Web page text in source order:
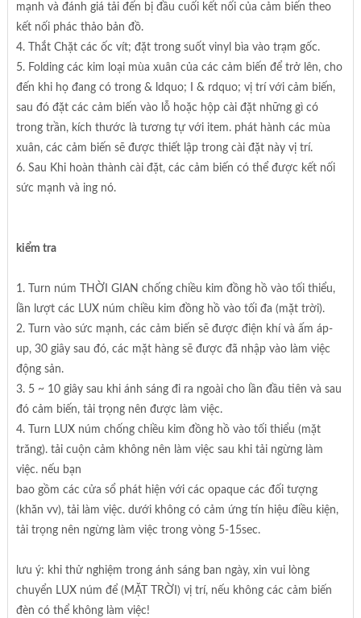
mạnh và đánh giá tải đến bị đầu cuối kết nối của cảm biến theo
kết nối phác thảo bản đồ.
4. Thắt Chặt các ốc vít; đặt trong suốt vinyl bìa vào trạm gốc.
5. Folding các kim loại mùa xuân của các cảm biến để trở lên, cho
đến khi họ đang có trong & ldquo; I & rdquo; vị trí với cảm biến,
sau đó đặt các cảm biến vào lỗ hoặc hộp cài đặt những gì có
trong trần, kích thước là tương tự với item. phát hành các mùa
xuân, các cảm biến sẽ được thiết lập trong cài đặt này vị trí.
6. Sau Khi hoàn thành cài đặt, các cảm biến có thể được kết nối
sức mạnh và ing nó.
kiểm tra
1. Turn núm THỜI GIAN chống chiều kim đồng hồ vào tối thiểu,
lần lượt các LUX núm chiều kim đồng hồ vào tối đa (mặt trời).
2. Turn vào sức mạnh, các cảm biến sẽ được điện khí và ấm áp-
up, 30 giây sau đó, các mặt hàng sẽ được đã nhập vào làm việc
động sản.
3. 5 ~ 10 giây sau khi ánh sáng đi ra ngoài cho lần đầu tiên và sau
đó cảm biến, tải trọng nên được làm việc.
4. Turn LUX núm chống chiều kim đồng hồ vào tối thiểu (mặt
trăng). tải cuộn cảm không nên làm việc sau khi tải ngừng làm
việc. nếu bạn
bao gồm các cửa sổ phát hiện với các opaque các đối tượng
(khăn vv), tải làm việc. dưới không có cảm ứng tín hiệu điều kiện,
tải trọng nên ngừng làm việc trong vòng 5-15sec.
lưu ý: khi thử nghiệm trong ánh sáng ban ngày, xin vui lòng
chuyển LUX núm để (MẶT TRỜI) vị trí, nếu không các cảm biến
đèn có thể không làm việc!